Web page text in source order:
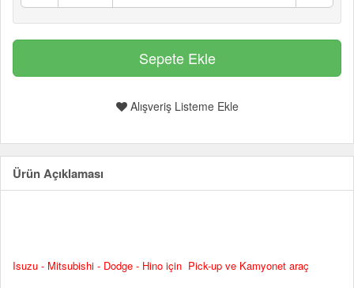
Alışveriş Listeme Ekle
Ürün Açıklaması
Isuzu - Mitsubishi - Dodge - Hino için Pick-up ve Kamyonet araç